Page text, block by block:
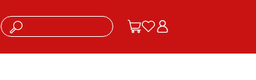
Cosa stai cercando?